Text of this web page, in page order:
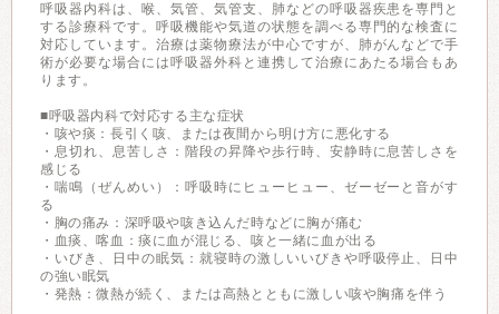
呼吸器内科は、喉、気管、気管支、肺などの呼吸器疾患を専門と
する診療科です。呼吸機能や気道の状態を調べる専門的な検査に
対応しています。治療は薬物療法が中心ですが、肺がんなどで手
術が必要な場合には呼吸器外科と連携して治療にあたる場合もあ
ります。
■呼吸器内科で対応する主な症状
・咳や痰：長引く咳、または夜間から明け方に悪化する
・息切れ、息苦しさ：階段の昇降や歩行時、安静時に息苦しさを
感じる
・喘鳴（ぜんめい）：呼吸時にヒューヒュー、ゼーゼーと音がす
る
・胸の痛み：深呼吸や咳き込んだ時などに胸が痛む
・血痰、喀血：痰に血が混じる、咳と一緒に血が出る
・いびき、日中の眠気：就寝時の激しいいびきや呼吸停止、日中
の強い眠気
・発熱：微熱が続く、または高熱とともに激しい咳や胸痛を伴う